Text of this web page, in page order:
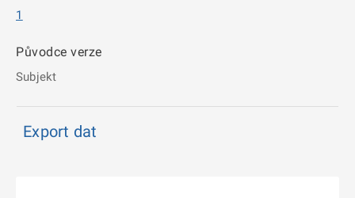
1
Původce verze
Subjekt
Export dat